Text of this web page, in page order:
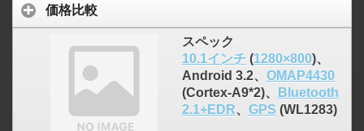
価格比較
スペック
10.1インチ(1280×800)、
Android 3.2、 OMAP4430
(Cortex-A9*2)、
Bluetooth
2.1+EDR、 GPS (WL1283)